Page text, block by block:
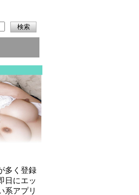
多く登録
日にエッ
系アプリ